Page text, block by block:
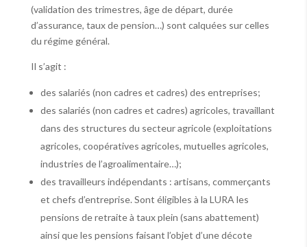
(validation des trimestres, âge de départ, durée
d’assurance, taux de pension…) sont calquées sur celles
du régime général.
Il s’agit :
des salariés (non cadres et cadres) des entreprises;
des salariés (non cadres et cadres) agricoles, travaillant
dans des structures du secteur agricole (exploitations
agricoles, coopératives agricoles, mutuelles agricoles,
industries de l’agroalimentaire…);
des travailleurs indépendants : artisans, commerçants
et chefs d’entreprise. Sont éligibles à la LURA les
pensions de retraite à taux plein (sans abattement)
ainsi que les pensions faisant l’objet d’une décote